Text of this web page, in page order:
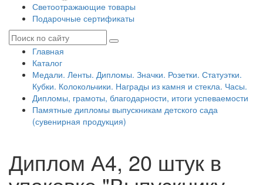
Светоотражающие товары
Подарочные сертификаты
Главная
Каталог
Медали. Ленты. Дипломы. Значки. Розетки. Статуэтки.
Кубки. Колокольчики. Награды из камня и стекла. Часы.
Дипломы, грамоты, благодарности, итоги успеваемости
Памятные дипломы выпускникам детского сада
(сувенирная продукция)
Диплом А4, 20 штук в